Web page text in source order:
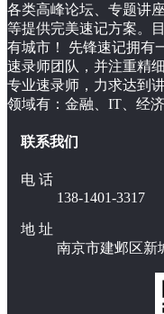
各类高峰论坛、专题讲
等提供完美速记方案。
有城市！ 先锋速记拥有
速录师团队，并注重精
专业速录师，力求达到
领域有：金融、IT、经济
联系我们
电 话
138-1401-3317
地 址
南京市建邺区新